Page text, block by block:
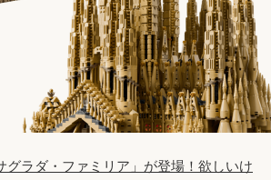
グラダ・ファミリア」が登場！欲しいけ